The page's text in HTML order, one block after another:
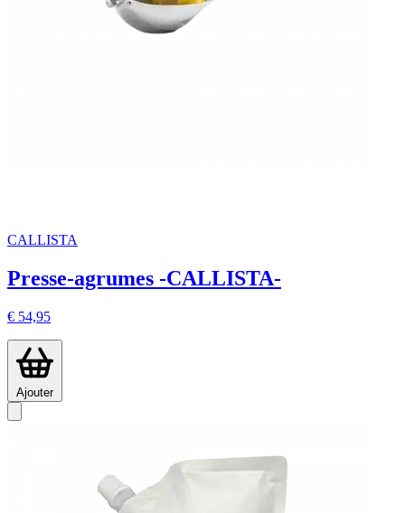
CALLISTA
Presse-agrumes -CALLISTA-
€ 54,95
Ajouter